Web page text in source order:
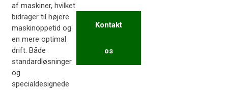
af maskiner, hvilket
bidrager til højere
maskinoppetid og
en mere optimal
drift. Både
standardløsninger
og
specialdesignede
Kontakt
os